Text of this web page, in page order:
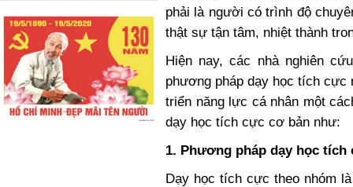
phải là người có trình độ
thật sự tận tâm, nhiệt thành
Hiện nay, các nhà nghiên
phương pháp dạy học tích cực
triển năng lực cá nhân một
dạy học tích cực cơ bản như:
1. Phương pháp dạy học tích
Dạy học tích cực theo nhóm